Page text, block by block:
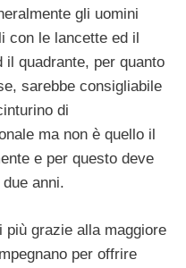
gli uomini
con le lancette ed il
il quadrante, per quanto
sarebbe consigliabile
di
ma non è quello il
e per questo deve
anni.
più grazie alla maggiore
per offrire